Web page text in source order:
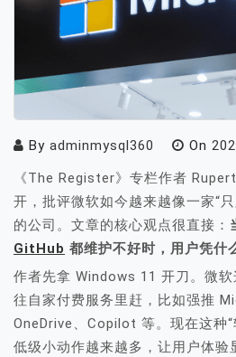
By adminmysql360 On
《The Register》专栏作者 Rupert
开，批评微软如今越来越像一家“
的公司。文章的核心观点很直接：
GitHub 都维护不好时，用户凭什
作者先拿 Windows 11 开刀。微
往自家付费服务里赶，比如强推
OneDrive、Copilot 等。现在这种
低级小动作越来越多，让用户体验